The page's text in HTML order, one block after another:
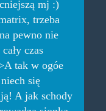
mj :)
trzeba
pewno nie
czas
tak w ogóe
się
A jak schody